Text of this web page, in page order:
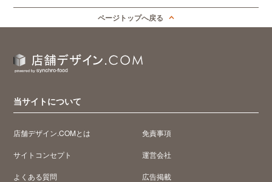
ページトップへ戻る
当サイトについて
店舗デザイン.COMとは
サイトコンセプト
よくある質問
免責事項
運営会社
広告掲載